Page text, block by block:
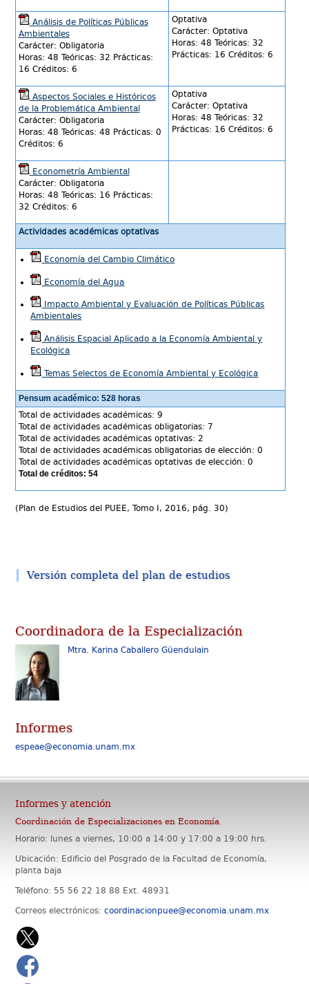
Análisis de Políticas Públicas
Ambientales
Carácter: Obligatoria
Horas: 48 Teóricas: 32 Prácticas:
16 Créditos: 6
Optativa
Carácter: Optativa
Horas: 48 Teóricas: 32
Prácticas: 16 Créditos: 6
Aspectos Sociales e Históricos
de la Problemática Ambiental
Carácter: Obligatoria
Horas: 48 Teóricas: 48 Prácticas: 0
Créditos: 6
Optativa
Carácter: Optativa
Horas: 48 Teóricas: 32
Prácticas: 16 Créditos: 6
Econometría Ambiental
Carácter: Obligatoria
Horas: 48 Teóricas: 16 Prácticas:
32 Créditos: 6
Actividades académicas optativas
Economía del Cambio Climático
Economía del Agua
Impacto Ambiental y Evaluación de Políticas Públicas
Ambientales
Análisis Espacial Aplicado a la Economía Ambiental y
Ecológica
Temas Selectos de Economía Ambiental y Ecológica
Pensum académico: 528 horas
Total de actividades académicas: 9
Total de actividades académicas obligatorias: 7
Total de actividades académicas optativas: 2
Total de actividades académicas obligatorias de elección: 0
Total de actividades académicas optativas de elección: 0
Total de créditos: 54
(Plan de Estudios del PUEE, Tomo I, 2016, pág. 30)
Versión completa del plan de estudios
Coordinadora de la Especialización
Mtra. Karina Caballero Güendulain
Informes
espeae@economia.unam.mx
Informes y atención
Coordinación de Especializaciones en Economía
Horario: lunes a viernes, 10:00 a 14:00 y 17:00 a 19:00 hrs.
Ubicación: Edificio del Posgrado de la Facultad de Economía,
planta baja
Teléfono: 55 56 22 18 88 Ext. 48931
Correos electrónicos: coordinacionpuee@economia.unam.mx